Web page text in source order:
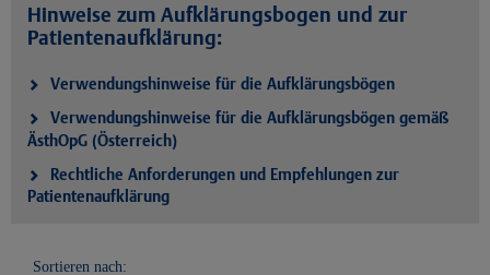
Hinweise zum Aufklärungsbogen und zur
Patientenaufklärung:
Verwendungshinweise für die Aufklärungsbögen
Verwendungshinweise für die Aufklärungsbögen gemäß
ÄsthOpG (Österreich)
Rechtliche Anforderungen und Empfehlungen zur
Patientenaufklärung
Sortieren nach: